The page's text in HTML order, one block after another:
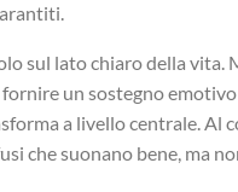
sul lato chiaro della vita.
un sostegno
a livello centrale. Al
che suonano bene, ma